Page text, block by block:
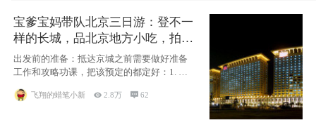
宝爹宝妈带队北京三日游：登不一
样的长城，品北京地方小吃，拍盘
古七星夜景！
出发前的准备：抵达京城之前需要做好准备
工作和攻略功课，把该预定的都定好：1. 酒
飞翔的蜡笔小新 2.8万 62